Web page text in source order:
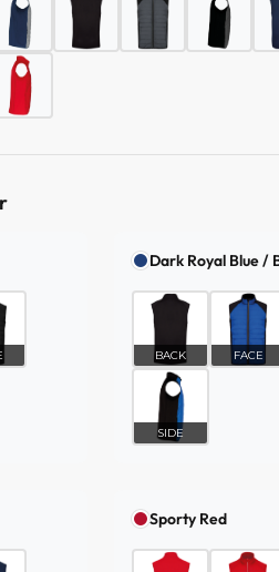
Dark Royal Blue /
BACK FACE
SIDE
Sporty Red